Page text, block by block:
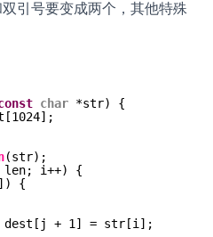
引号要变成两个，其他特殊
char *str) {
(str);
i++) {
{
dest[j + 1] = str[i];